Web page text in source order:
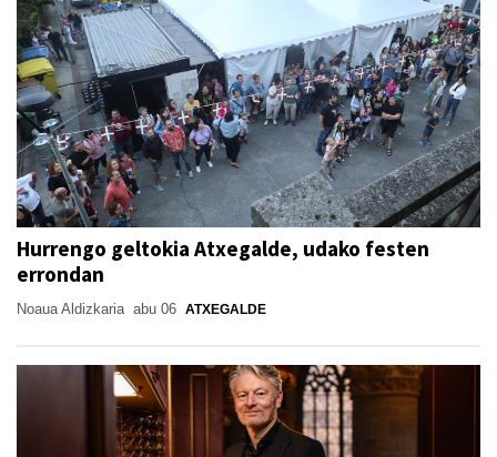
Hurrengo geltokia Atxegalde, udako festen
errondan
Noaua Aldizkaria abu 06 ATXEGALDE